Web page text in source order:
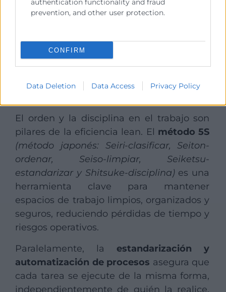
authentication functionality and fraud
prevention, and other user protection.
CONFIRM
Data Deletion Data Access Privacy Policy
gestión de almacéngarantiza que cada
pedido se prepare con precisión y que las
Saber más:
Innovaciones en logística:
tendencias y retos.
El orden y la disciplina en el trabajo son
pilares de la eficiencia lean. El método 5S
(método japonés: Seiri-clasificar, Seiton-
ordenar, Seiso-limpiar, Seiketsu-
estandarizar y Shitsuke-disciplina) es una
herramienta clave para mantener
espacios de trabajo limpios, organizados y
seguros, reduciendo pérdidas de tiempo y
riesgos operativos.
Paralelamente, la estandarización y
automatización de procesos asegura que
cada tarea se ejecute de la misma forma,
independientemente de quién la realice,